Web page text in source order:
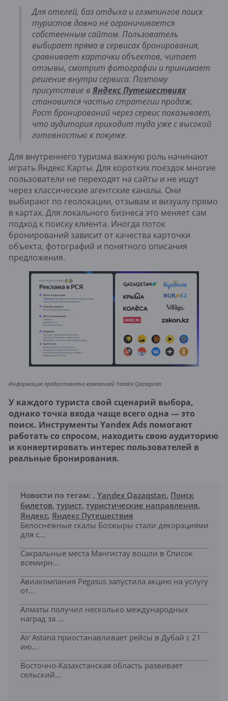
Для отелей, баз отдыха и глэмпингов поиск
туристов давно не ограничивается
собственным сайтом. Пользователь
выбирает прямо в сервисах бронирования,
сравнивает карточки объектов, читает
отзывы, смотрит фотографии и принимает
решение внутри сервиса. Поэтому
присутствие вЯндекс Путешествиях
становится частью стратегии продаж.
Рост бронирований через сервис показывает,
что аудитория приходит туда уже с высокой
готовностью к покупке.
Для внутреннего туризма важную роль начинают
играть Яндекс Карты. Для коротких поездок многие
пользователи не переходят на сайты и не ищут
через классические агентские каналы. Они
выбирают по геолокации, отзывам и визуалу прямо
в картах. Для локального бизнеса это меняет сам
подход к поиску клиента. Иногда поток
бронирований зависит от качества карточки
объекта, фотографий и понятного описания
предложения.
Информация предоставлена компанией Yandex Qazaqstan
У каждого туриста свой сценарий выбора,
однако точка входа чаще всего одна — это
поиск. Инструменты Yandex Ads помогают
работать со спросом, находить свою аудиторию
и конвертировать интерес пользователей в
реальные бронирования.
Новости по тегам: , Yandex Qazaqstan, Поиск
билетов, турист, туристические направления,
Яндекс, Яндекс Путешествия
Белоснежные скалы Бозжыры стали декорациями
для с...
Сакральные места Мангистау вошли в Список
всемирн...
Авиакомпания Pegasus запустила акцию на услугу
от...
Алматы получил несколько международных
наград за ...
Air Astana приостанавливает рейсы в Дубай с 21
ию...
Восточно-Казахстанская область развивает
сельский...